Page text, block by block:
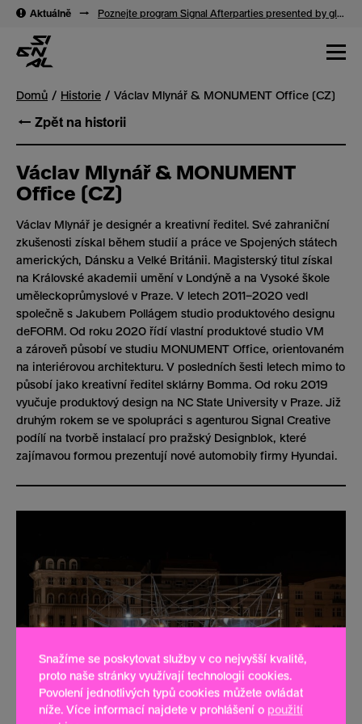
Aktuálně → Poznejte program Signal Afterparties presented by glo™
Domů Historie Václav Mlynář & MONUMENT Office (CZ)
← Zpět na historii
Václav Mlynář & MONUMENT
Office (CZ)
Václav Mlynář je designér a kreativní ředitel. Své zahraniční
zkušenosti získal během studií a práce ve Spojených státech
amerických, Dánsku a Velké Británii. Magisterský titul získal
na Královské akademii umění v Londýně a na Vysoké škole
uměleckoprůmyslové v Praze. V letech 2011–2020 vedl
společně s Jakubem Pollágem studio produktového designu
deFORM. Od roku 2020 řídí vlastní produktové studio VM
a zároveň působí ve studiu MONUMENT Office, orientovaném
na interiérovou architekturu. V posledních šesti letech mimo to
působí jako kreativní ředitel sklárny Bomma. Od roku 2019
vyučuje produktový design na NC State University v Praze. Již
druhým rokem se ve spolupráci s agenturou Signal Creative
podílí na tvorbě instalací pro pražský Designblok, které
zajímavou formou prezentují nové automobily firmy Hyundai.
Snažíme se poskytovat služby v co nejvyšší kvalitě,
proto naše stránky využívají technologii cookies.
Povolení jednotlivých typů cookies můžete ovládat
níže. Více informací najdete v prohlášení o použití